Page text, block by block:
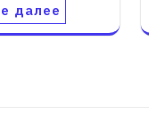
далее